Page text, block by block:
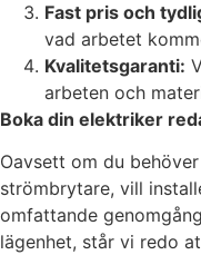
Fast pris och
vad arbetet
Kvalitetsgaranti:
arbeten och
Boka din elektriker
Oavsett om du
strömbrytare, vill
omfattande
lägenhet, står vi redo